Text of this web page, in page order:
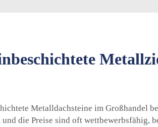
Metalldachsteine im Großhandel
die Preise sind oft wettbewerbsfähig,